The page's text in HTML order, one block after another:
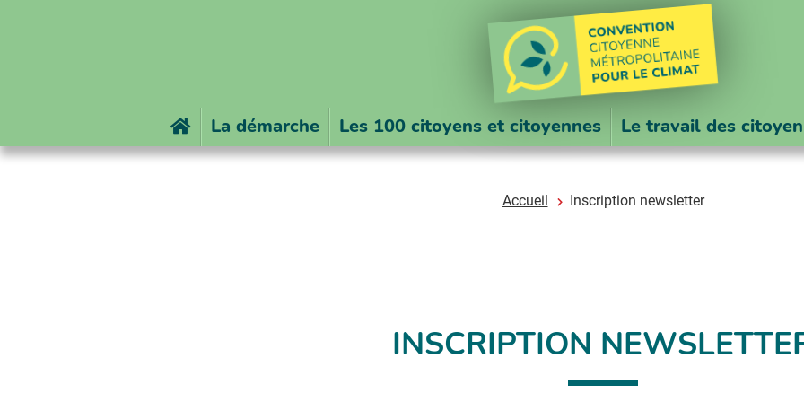
Accueil
La démarche Les 100 citoyens et citoyennes Le travail des
Accueil Inscription newsletter
INSCRIPTION